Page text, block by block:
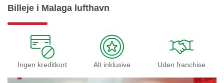
Billeje i Malaga lufthavn
Ingen kreditkort Alt inklusive Uden franchise